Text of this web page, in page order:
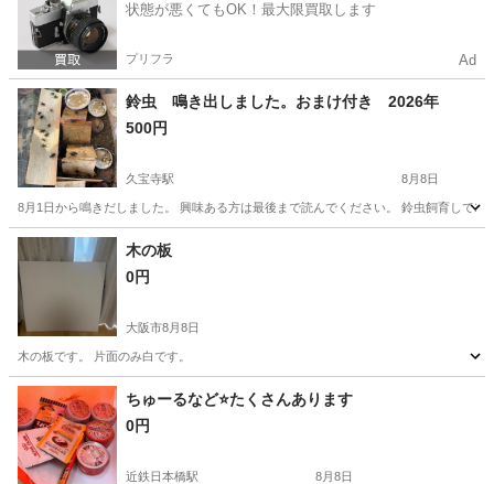
状態が悪くてもOK！最大限買取します
プリフラ Ad
鈴虫 鳴き出しました。おまけ付き 2026年
500円
久宝寺駅 8月8日
8月1日から鳴きだしました。 興味ある方は最後まで読んでください。 鈴虫飼育して
大阪 八尾市 久宝寺駅
木の板
0円
大阪市8月8日
木の板です。 片面のみ白です。
大阪 大阪市
ちゅーるなど⭐️たくさんあります
0円
近鉄日本橋駅 8月8日